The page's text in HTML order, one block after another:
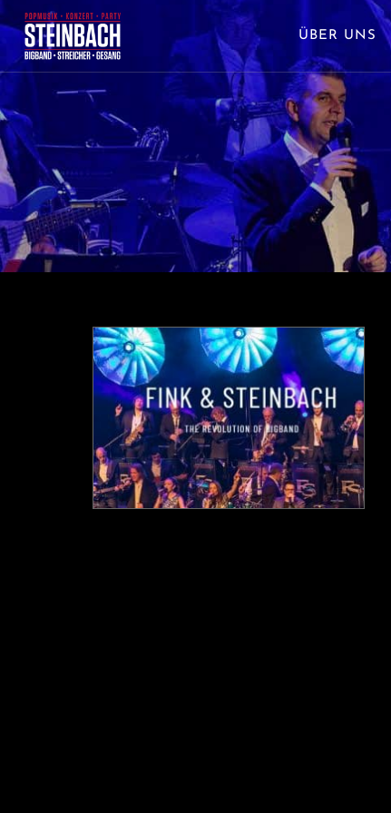
ÜBER UNS